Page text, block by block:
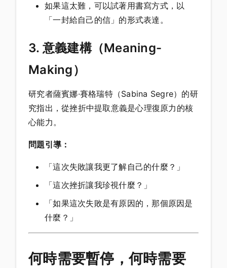
如果這太難，可以試著用書寫方式，以
「一封給自己的信」的形式表達。
3. 意義建構（Meaning-
Making）
研究者薩賓娜·賽格瑞特（Sabina Segre）的研
究指出，從挫折中提取意義是心理復原力的核
心能力。
問題引導：
「這次失敗讓我更了解自己的什麼？」
「這次挫折讓我珍視什麼？」
「如果這次失敗是有原因的，那個原因是
什麼？」
何時需要暫停，何時需要